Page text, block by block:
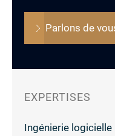
Parlons de
EXPERTISES
Ingénierie logicielle